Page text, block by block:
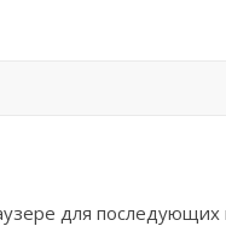
для